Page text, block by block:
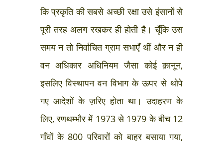
कि प्रकृति की सबसे अच्छी रक्षा उसे इंसानों से
पूरी तरह अलग रखकर ही होती है। चूँकि उस
समय न तो निर्वाचित ग्राम सभाएँ थीं और न ही
वन अधिकार अधिनियम जैसा कोई क़ानून,
इसलिए विस्थापन वन विभाग के ऊपर से थोपे
गए आदेशों के ज़रिए होता था। उदाहरण के
लिए, रणथम्भौर में 1973 से 1979 के बीच 12
गाँवों के 800 परिवारों को बाहर बसाया गया,